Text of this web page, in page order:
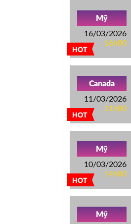
HOT
Mỹ
16/03/2026
16h00
HOT
Canada
11/03/2026
11h00
HOT
Mỹ
10/03/2026
14h00
Mỹ